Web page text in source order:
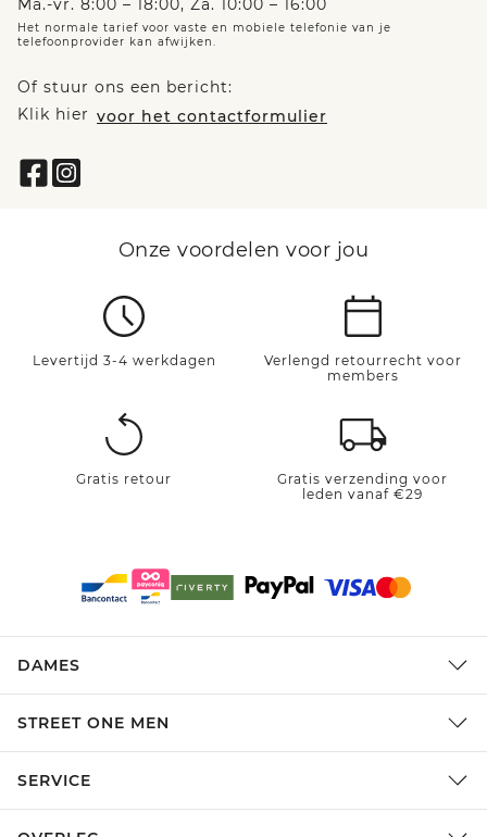
Ma.-vr. 8:00 – 18:00, Za. 10:00 – 16:00
Het normale tarief voor vaste en mobiele telefonie van je
telefoonprovider kan afwijken.
Of stuur ons een bericht:
Klik hier voor het contactformulier
Onze voordelen voor jou
Levertijd 3-4 werkdagen
Verlengd retourrecht voor
members
Gratis retour
Gratis verzending voor
leden vanaf €29
DAMES
STREET ONE MEN
SERVICE